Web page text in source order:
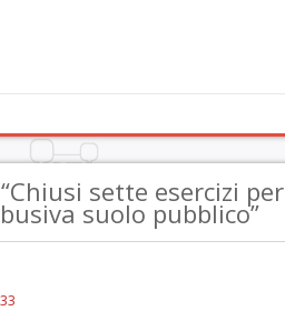
sette esercizi per
suolo pubblico”